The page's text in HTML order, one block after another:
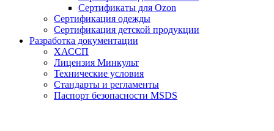
Сертификаты для Ozon
Сертификация одежды
Сертификация детской продукции
Разработка документации
ХАССП
Лицензия Минкульт
Технические условия
Стандарты и регламенты
Паспорт безопасности MSDS